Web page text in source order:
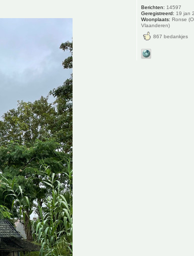
Berichten: 14597
Geregistreerd: 19 jan
Woonplaats: Ronse
Vlaanderen)
867 bedankjes